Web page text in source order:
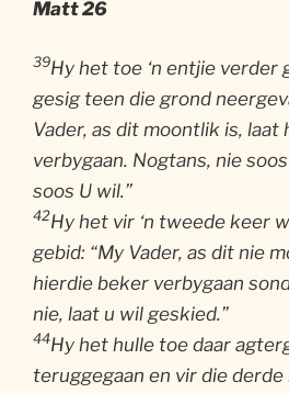
Matt 26
39Hy het toe ‘n entjie verder
gesig teen die grond
Vader, as dit moontlik is,
verbygaan. Nogtans, nie
soos U wil.”
42Hy het vir ‘n tweede keer
gebid: “My Vader, as dit nie
hierdie beker verbygaan
nie, laat u wil geskied.”
44Hy het hulle toe daar
teruggegaan en vir die derde